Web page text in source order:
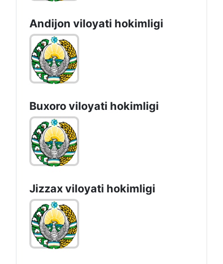
Andijon vilоyati hоkimligi
Buxoro viloyati hokimligi
Jizzах vilоyati hоkimligi